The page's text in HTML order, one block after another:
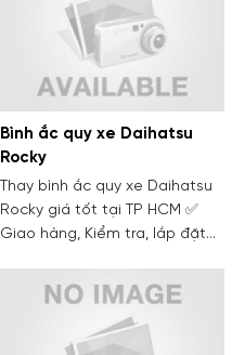
Bình ắc quy xe Daihatsu
Rocky
Thay bình ắc quy xe Daihatsu
Rocky giá tốt tại TP HCM ✅
Giao hàng, Kiểm tra, lắp đặt
năm kinh nghiệm